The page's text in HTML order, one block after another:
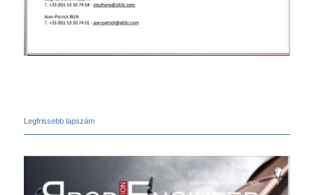
Legfrissebb lapszám